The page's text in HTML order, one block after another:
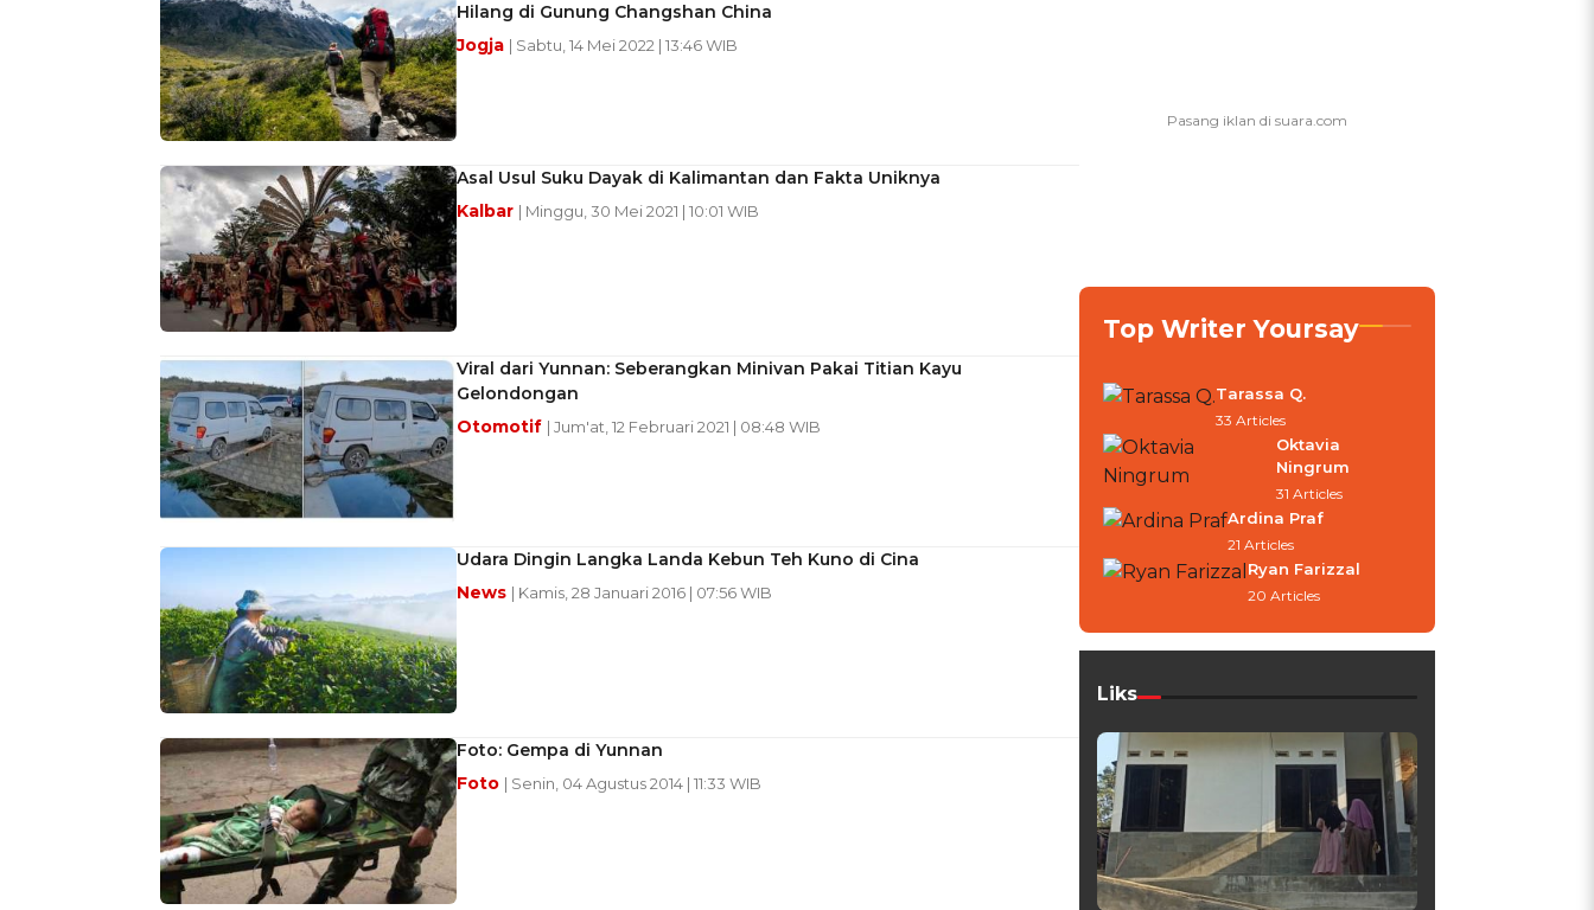
Hilang di Gunung Changshan China
Jogja | Sabtu, 14 Mei 2022 | 13:46 WIB
Asal Usul Suku Dayak di Kalimantan dan Fakta Uniknya
Kalbar | Minggu, 30 Mei 2021 | 10:01 WIB
Viral dari Yunnan: Seberangkan Minivan Pakai Titian Kayu
Gelondongan
Otomotif | Jum'at, 12 Februari 2021 | 08:48 WIB
Udara Dingin Langka Landa Kebun Teh Kuno di Cina
News | Kamis, 28 Januari 2016 | 07:56 WIB
Foto: Gempa di Yunnan
Foto | Senin, 04 Agustus 2014 | 11:33 WIB
Top Writer Yoursay
Tarassa Q.
33 Articles
Oktavia
Ningrum
31 Articles
Ardina Praf
21 Articles
Ryan Farizzal
20 Articles
Liks